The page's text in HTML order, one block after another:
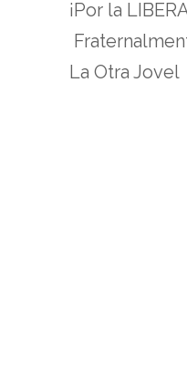
¡Por la
La Otra Jovel